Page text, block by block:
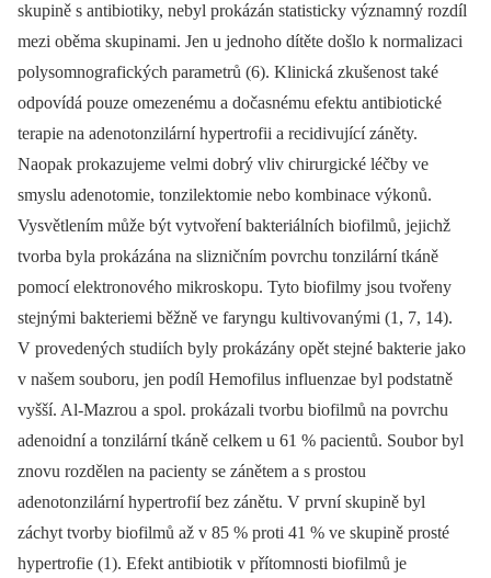
skupině s antibiotiky, nebyl prokázán statisticky významný rozdíl
mezi oběma skupinami. Jen u jednoho dítěte došlo k normalizaci
polysomnografických parametrů (6). Klinická zkušenost také
odpovídá pouze omezenému a dočasnému efektu antibiotické
terapie na adenotonzilární hypertrofii a recidivující záněty.
Naopak prokazujeme velmi dobrý vliv chirurgické léčby ve
smyslu adenotomie, tonzilektomie nebo kombinace výkonů.
Vysvětlením může být vytvoření bakteriálních biofilmů, jejichž
tvorba byla prokázána na slizničním povrchu tonzilární tkáně
pomocí elektronového mikroskopu. Tyto biofilmy jsou tvořeny
stejnými bakteriemi běžně ve faryngu kultivovanými (1, 7, 14).
V provedených studiích byly prokázány opět stejné bakterie jako
v našem souboru, jen podíl Hemofilus influenzae byl podstatně
vyšší. Al-Mazrou a spol. prokázali tvorbu biofilmů na povrchu
adenoidní a tonzilární tkáně celkem u 61 % pacientů. Soubor byl
znovu rozdělen na pacienty se zánětem a s prostou
adenotonzilární hypertrofií bez zánětu. V první skupině byl
záchyt tvorby biofilmů až v 85 % proti 41 % ve skupině prosté
hypertrofie (1). Efekt antibiotik v přítomnosti biofilmů je